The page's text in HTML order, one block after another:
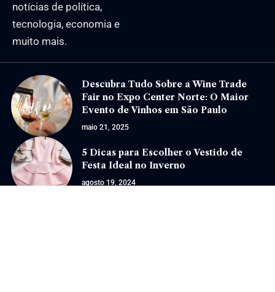
notícias de política,
tecnologia, economia e
muito mais.
Descubra Tudo Sobre a Wine Trade
Fair no Expo Center Norte: O Maior
Evento de Vinhos em São Paulo
maio 21, 2025
5 Dicas para Escolher o Vestido de
Festa Ideal no Inverno
agosto 19, 2024